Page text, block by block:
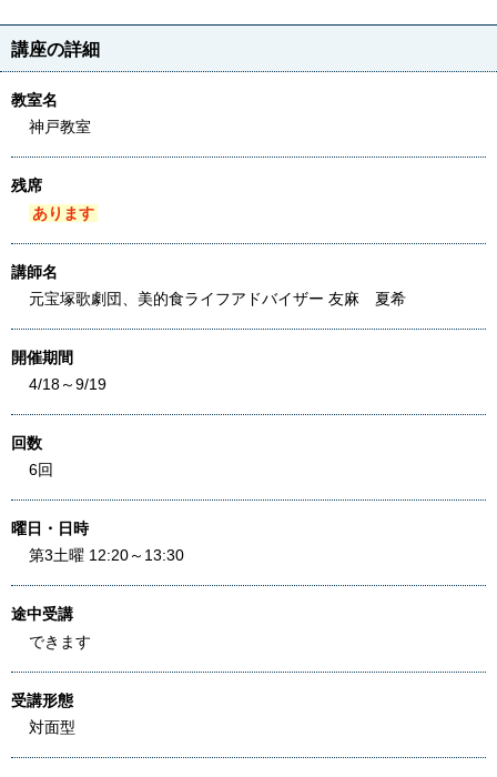
講座の詳細
教室名
神戸教室
残席
あります
講師名
元宝塚歌劇団、美的食ライフアドバイザー 友麻 夏希
開催期間
4/18～9/19
回数
6回
曜日・日時
第3土曜 12:20～13:30
途中受講
できます
受講形態
対面型